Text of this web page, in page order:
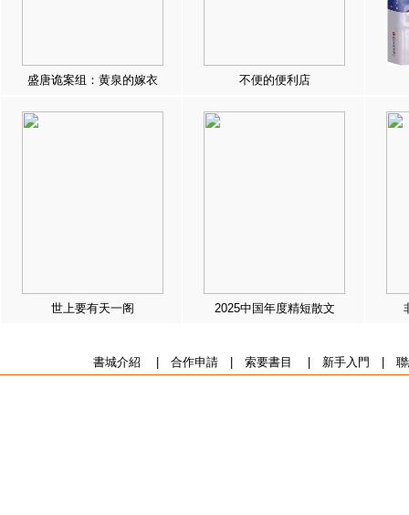
盛唐诡案组：黄泉的嫁衣 不便的便利店
世上要有天一阁 2025中国年度精短散文
書城介紹 合作申請| 索要書目 新手入門